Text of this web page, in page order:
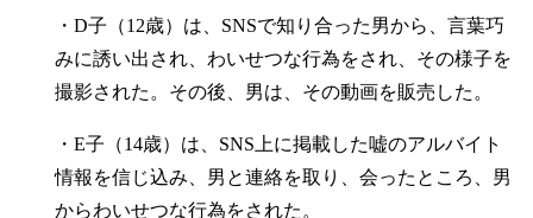
・D子（12歳）は、SNSで知り合った男から、言葉巧
みに誘い出され、わいせつな行為をされ、その様子を
撮影された。その後、男は、その動画を販売した。
・E子（14歳）は、SNS上に掲載した嘘のアルバイト
情報を信じ込み、男と連絡を取り、会ったところ、男
からわいせつな行為をされた。